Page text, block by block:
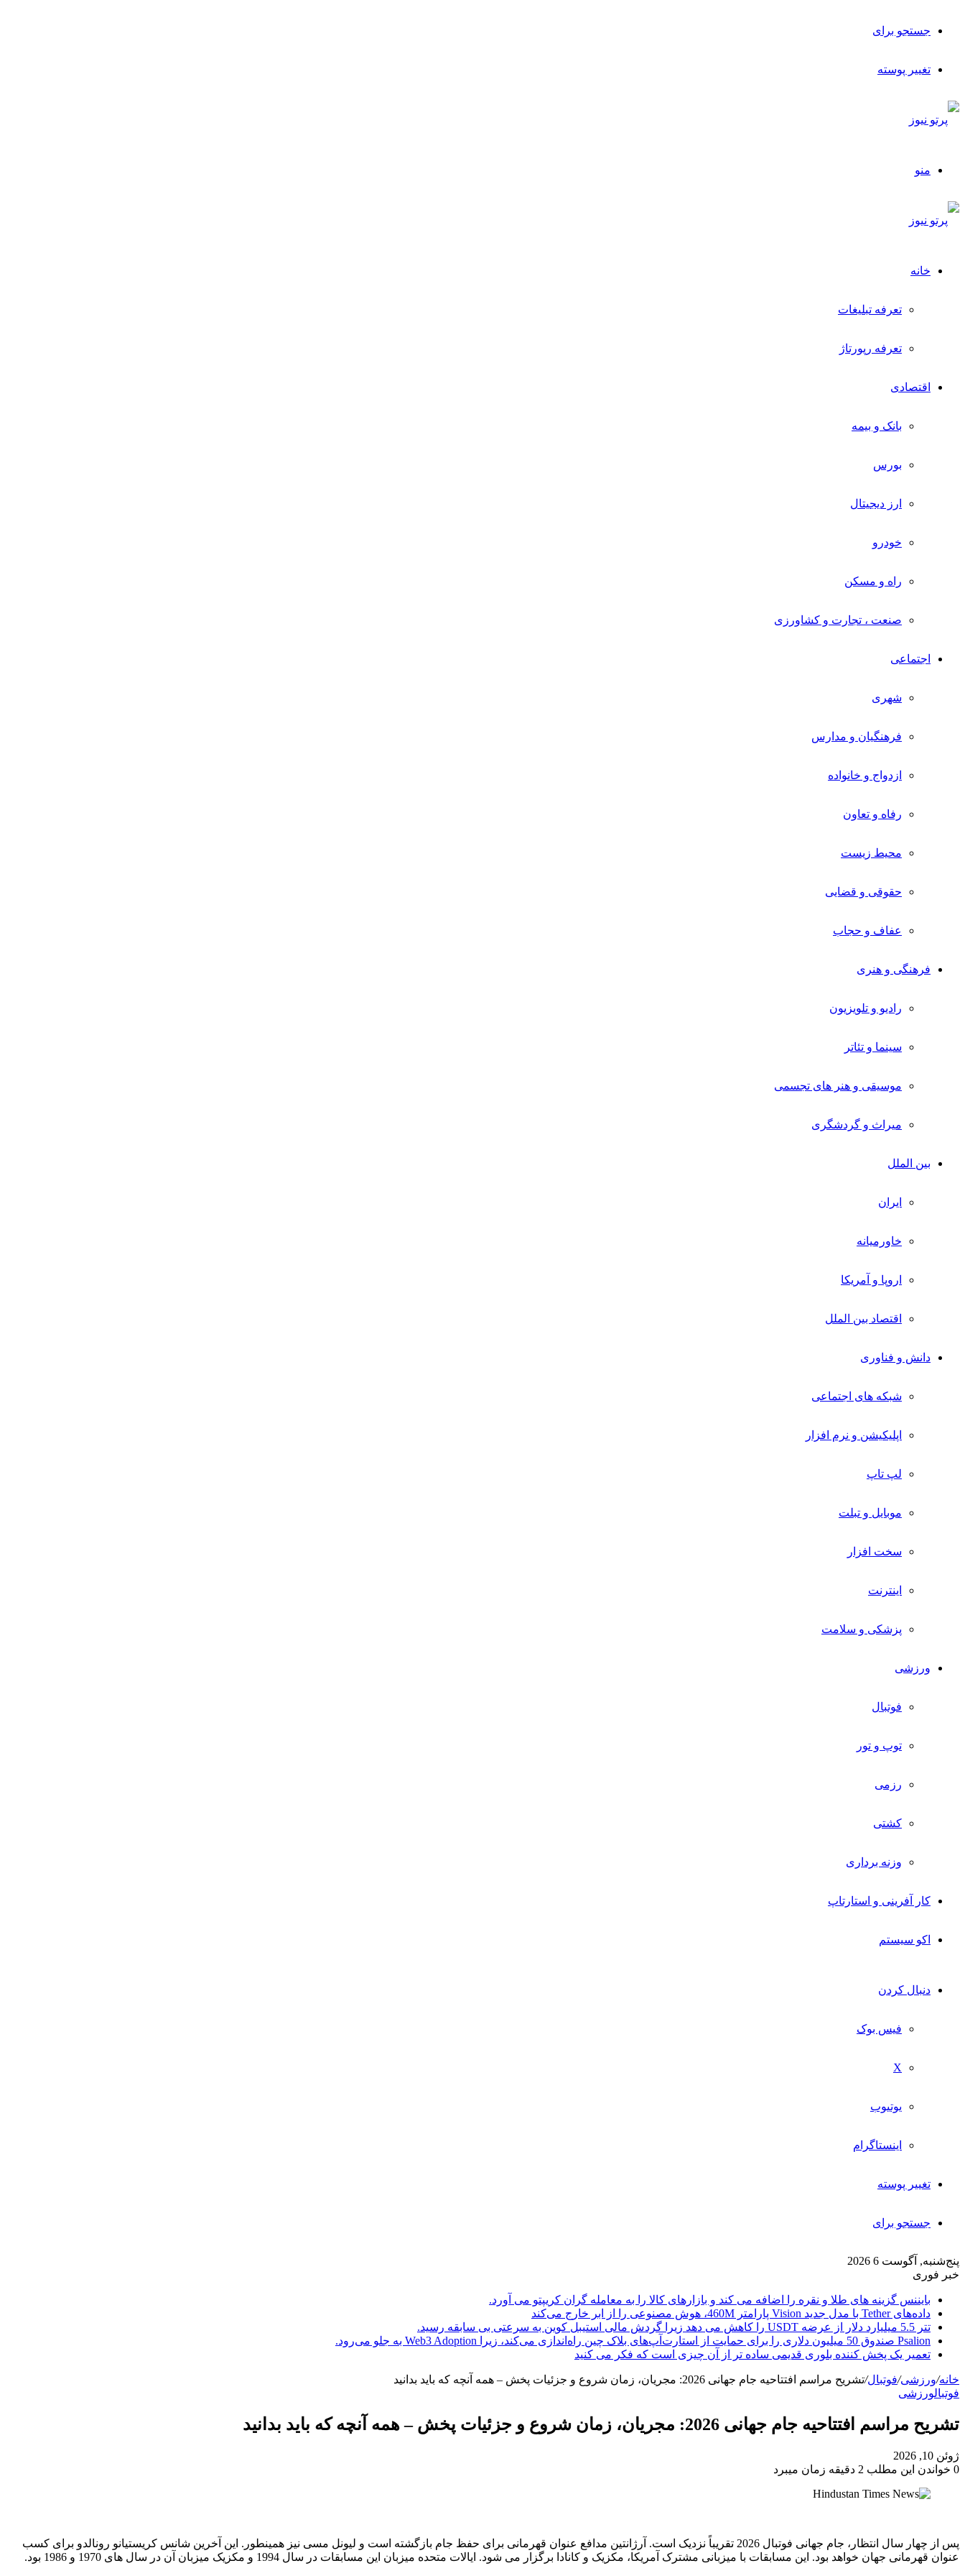
جستجو برای
تغییر پوسته
منو
خانه
تعرفه تبلیغات
تعرفه رپورتاژ
اقتصادی
بانک و بیمه
بورس
ارز دیجیتال
خودرو
راه و مسکن
صنعت ، تجارت و کشاورزی
اجتماعی
شهری
فرهنگیان و مدارس
ازدواج و خانواده
رفاه و تعاون
محیط زیست
حقوقی و قضایی
عفاف و حجاب
فرهنگی و هنری
رادیو و تلویزیون
سینما و تئاتر
موسیقی و هنر های تجسمی
میراث و گردشگری
بین الملل
ایران
خاورمیانه
اروپا و آمریکا
اقتصاد بین الملل
دانش و فناوری
شبکه های اجتماعی
اپلیکیشن و نرم افزار
لپ تاپ
موبایل و تبلت
سخت افزار
اینترنت
پزشکی و سلامت
ورزشی
فوتبال
توپ و تور
رزمی
کشتی
وزنه برداری
کار آفرینی و استارتاپ
اکو سیستم
دنبال کردن
فیس بوک
X
یوتیوب
اینستاگرام
تغییر پوسته
جستجو برای
پنج‌شنبه, آگوست 6 2026
خبر فوری
بایننس گزینه های طلا و نقره را اضافه می کند و بازارهای کالا را به معامله گران کریپتو می آورد.
داده‌های Tether با مدل جدید Vision پارامتر 460M، هوش مصنوعی را از ابر خارج می‌کند
تتر 5.5 میلیارد دلار از عرضه USDT را کاهش می دهد زیرا گردش مالی استیبل کوین به سرعتی بی سابقه رسید.
Psalion صندوق 50 میلیون دلاری را برای حمایت از استارت‌آپ‌های بلاک چین راه‌اندازی می‌کند، زیرا Web3 Adoption به جلو می‌رود.
تعمیر یک پخش کننده بلوری قدیمی ساده تر از آن چیزی است که فکر می کنید
خانه/ورزشی/فوتبال/تشریح مراسم افتتاحیه جام جهانی 2026: مجریان، زمان شروع و جزئیات پخش – همه آنچه که باید بدانید
فوتبالورزشی
تشریح مراسم افتتاحیه جام جهانی 2026: مجریان، زمان شروع و جزئیات پخش – همه آنچه که باید بدانید
ژوئن 10, 2026
0 خواندن این مطلب 2 دقیقه زمان میبرد
پس از چهار سال انتظار، جام جهانی فوتبال 2026 تقریباً نزدیک است. آرژانتین مدافع عنوان قهرمانی برای حفظ جام بازگشته است و لیونل مسی نیز همینطور. این آخرین شانس کریستیانو رونالدو برای کسب
عنوان قهرمانی جهان خواهد بود. این مسابقات با میزبانی مشترک آمریکا، مکزیک و کانادا برگزار می شود. ایالات متحده میزبان این مسابقات در سال 1994 و مکزیک میزبان آن در سال های 1970 و 1986 بود.